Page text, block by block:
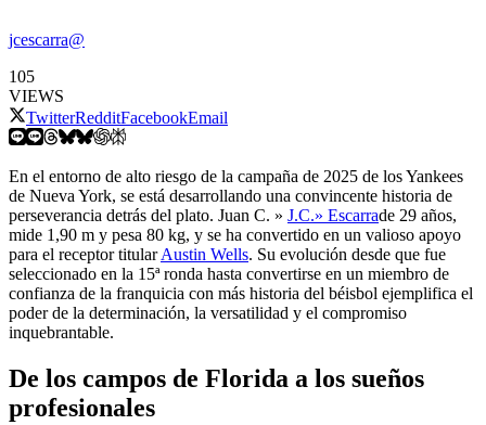
jcescarra@
105
VIEWS
TwitterRedditFacebookEmail
En el entorno de alto riesgo de la campaña de 2025 de los Yankees
de Nueva York, se está desarrollando una convincente historia de
perseverancia detrás del plato. Juan C. » J.C.» Escarrade 29 años,
mide 1,90 m y pesa 80 kg, y se ha convertido en un valioso apoyo
para el receptor titularAustin Wells. Su evolución desde que fue
seleccionado en la 15ª ronda hasta convertirse en un miembro de
confianza de la franquicia con más historia del béisbol ejemplifica el
poder de la determinación, la versatilidad y el compromiso
inquebrantable.
De los campos de Florida a los sueños
profesionales